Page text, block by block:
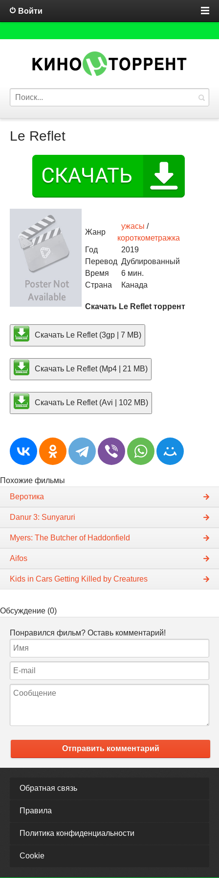
Войти
Le Reflet
Жанр
ужасы /
короткометражка
Год
2019
Перевод Дублированный
Время
6 мин.
Страна
Канада
Скачать Le Reflet торрент
Скачать Le Reflet (3gp | 7 MB)
Скачать Le Reflet (Mp4 | 21 MB)
Скачать Le Reflet (Avi | 102 MB)
Похожие фильмы
Веротика
Danur 3: Sunyaruri
Myers: The Butcher of Haddonfield
Aifos
Kids in Cars Getting Killed by Creatures
Обсуждение (0)
Понравился фильм? Оставь комментарий!
Отправить комментарий
Обратная связь
Правила
Политика конфиденциальности
Cookie